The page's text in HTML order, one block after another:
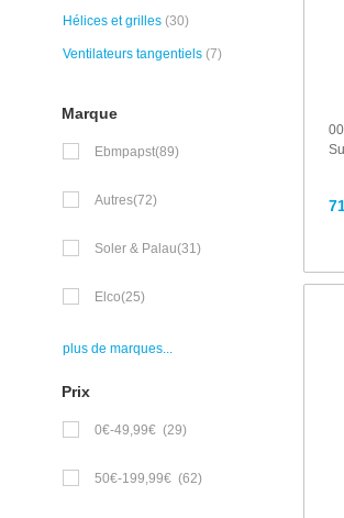
Hélices et grilles (30)
Ventilateurs tangentiels (7)
Marque
Ebmpapst(89)
Autres(72)
Soler & Palau(31)
Elco(25)
plus de marques...
Prix
0€-49,99€ (29)
50€-199,99€ (62)